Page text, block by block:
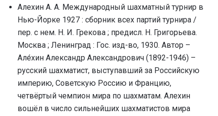
Алехин А. А. Международный шахматный турнир в
Нью-Йорке 1927 : сборник всех партий турнира /
пер. с нем. Н. И. Грекова ; предисл. Н. Григорьева.
Москва ; Ленинград : Гос. изд-во, 1930. Автор –
Але́хин Александр Александрович (1892-1946) –
русский шахматист, выступавший за Российскую
империю, Советскую Россию и Францию,
четвёртый чемпион мира по шахматам. Алехин
вошёл в число сильнейших шахматистов мира